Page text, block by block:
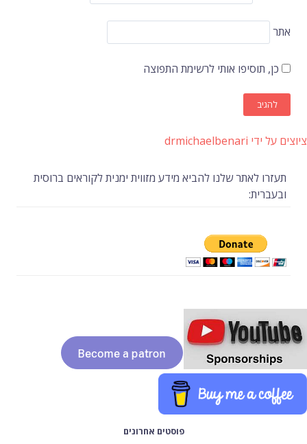
אתר
כן, תוסיפו אותי לרשימת התפוצה
ציוצים על ידי drmichaelbenari
תעזרו לאתר שלנו להביא מידע מזווית ימנית לקוראים ברוסית
ובעברית:
פוסטים אחרונים